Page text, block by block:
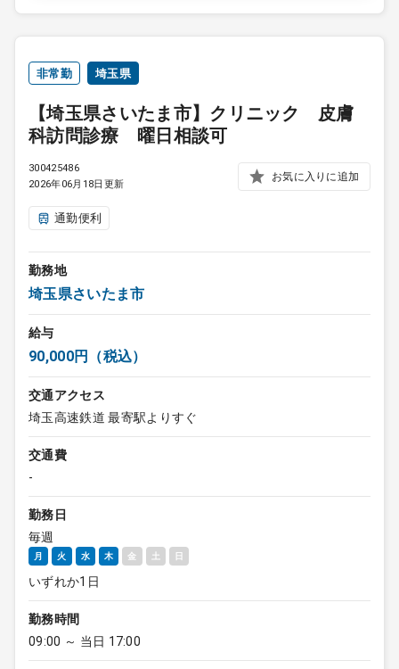
非常勤 埼玉県
【埼玉県さいたま市】クリニック 皮膚
科訪問診療 曜日相談可
300425486
2026年06月18日更新
お気に入りに追加
通勤便利
勤務地
埼玉県さいたま市
給与
90,000円（税込）
交通アクセス
埼玉高速鉄道 最寄駅よりすぐ
交通費
-
勤務日
毎週
月 火 水 木 金 土 日
いずれか1日
勤務時間
09:00 ～ 当日 17:00